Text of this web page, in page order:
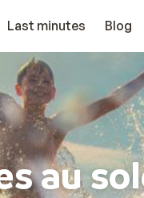
Last minutes Blog
au